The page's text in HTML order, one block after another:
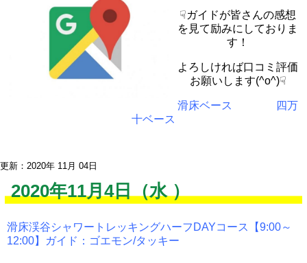
☟ガイドが皆さんの感想
を見て励みにしておりま
す！
よろしければ口コミ評価
お願いします(^o^)☟
滑床ベース
四万
十ベース
更新：2020年 11月 04日
2020年11月4日（水 ）
滑床渓谷シャワートレッキングハーフDAYコース【9:00～
12:00】ガイド：ゴエモン/タッキー